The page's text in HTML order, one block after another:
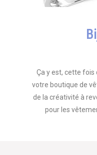
Ça y est, cette fois
votre boutique de
de la créativité à
pour les